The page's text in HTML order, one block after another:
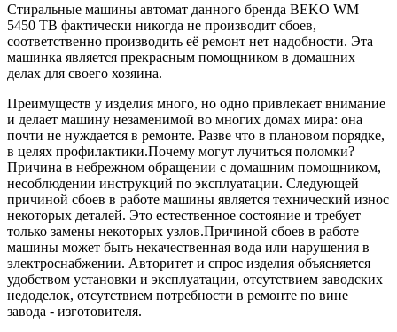
Стиральные машины автомат данного бренда BEKO WM
5450 TB фактически никогда не производит сбоев,
соответственно производить её ремонт нет надобности. Эта
машинка является прекрасным помощником в домашних
делах для своего хозяина.
Преимуществ у изделия много, но одно привлекает внимание
и делает машину незаменимой во многих домах мира: она
почти не нуждается в ремонте. Разве что в плановом порядке,
в целях профилактики.Почему могут лучиться поломки?
Причина в небрежном обращении с домашним помощником,
несоблюдении инструкций по эксплуатации. Следующей
причиной сбоев в работе машины является технический износ
некоторых деталей. Это естественное состояние и требует
только замены некоторых узлов.Причиной сбоев в работе
машины может быть некачественная вода или нарушения в
электроснабжении. Авторитет и спрос изделия объясняется
удобством установки и эксплуатации, отсутствием заводских
недоделок, отсутствием потребности в ремонте по вине
завода - изготовителя.